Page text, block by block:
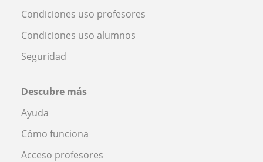
Condiciones uso profesores
Condiciones uso alumnos
Seguridad
Descubre más
Ayuda
Cómo funciona
Acceso profesores